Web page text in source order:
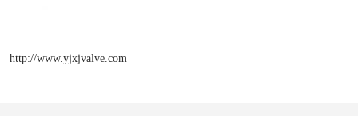
http://www.yjxjvalve.com